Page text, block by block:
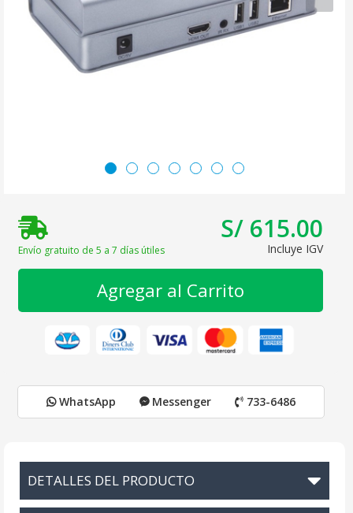
Envío gratuito de 5 a 7 días útiles
S/ 615.00
Incluye IGV
Agregar al Carrito
WhatsApp Messenger 733-6486
DETALLES DEL PRODUCTO